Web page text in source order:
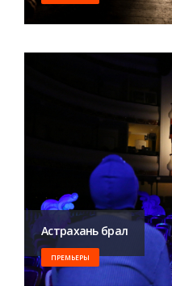
Астрахань брал
ПРЕМЬЕРЫ